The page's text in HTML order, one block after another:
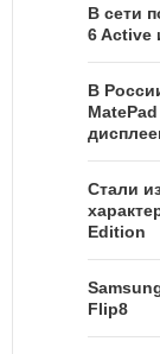
В сети
6 Active
В
Стали
Edition
Flip8